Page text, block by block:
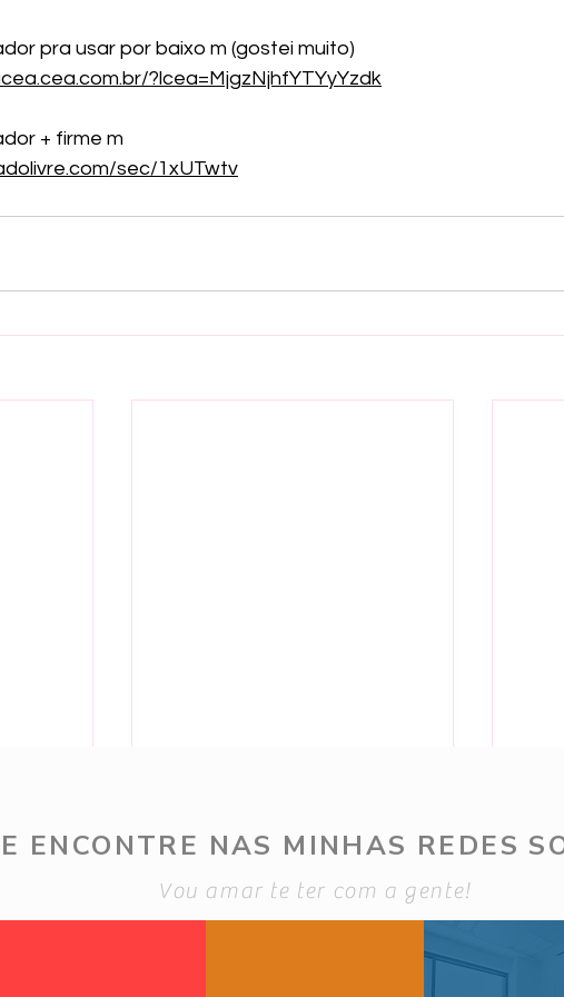
pra usar por baixo m (gostei muito)
?lcea=MjgzNjhfYTYyYzdk
+ firme m
sec/1xUTwtv
ENCONTRE NAS MINHAS REDES
Vou amar te ter com a gente!